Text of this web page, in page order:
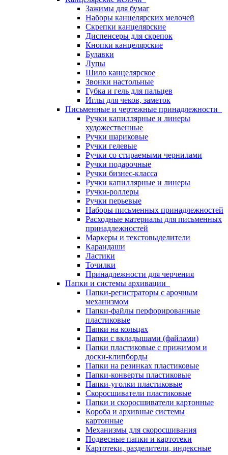
Зажимы для бумаг
Наборы канцелярских мелочей
Скрепки канцелярские
Диспенсеры для скрепок
Кнопки канцелярские
Булавки
Лупы
Шило канцелярское
Звонки настольные
Губка и гель для пальцев
Иглы для чеков, заметок
Письменные и чертежные принадлежности
Ручки капиллярные и линеры
художественные
Ручки шариковые
Ручки гелевые
Ручки со стираемыми чернилами
Ручки подарочные
Ручки бизнес-класса
Ручки капиллярные и линеры
Ручки-роллеры
Ручки перьевые
Наборы письменных принадлежностей
Расходные материалы для письменных
принадлежностей
Маркеры и текстовыделители
Карандаши
Ластики
Точилки
Принадлежности для черчения
Папки и системы архивации
Папки-регистраторы с арочным
механизмом
Папки-файлы перфорированные
пластиковые
Папки на кольцах
Папки с вкладышами (файлами)
Папки пластиковые с прижимом и
доски-клипборды
Папки на резинках пластиковые
Папки-конверты пластиковые
Папки-уголки пластиковые
Скоросшиватели пластиковые
Папки и скоросшиватели картонные
Короба и архивные системы
картонные
Механизмы для скоросшивания
Подвесные папки и картотеки
Картотеки, разделители, индексные